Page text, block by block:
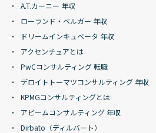
A.T.カーニー 年収
ローランド・ベルガー 年収
ドリームインキュベータ 年収
アクセンチュアとは
PwCコンサルティング 転職
デロイトトーマツコンサルティング 年収
KPMGコンサルティングとは
アビームコンサルティング 年収
Dirbato（ディルバート）